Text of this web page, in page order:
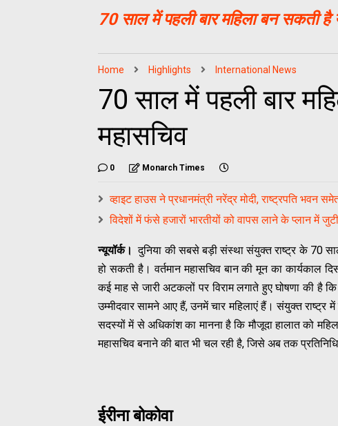
70 साल में पहली बार महिला बन सकती है
Home Highlights International News
70 साल में पहली बार
महासचिव
0 Monarch Times
व्हाइट हाउस ने प्रधानमंत्री नरेंद्र मोदी, राष्ट्रपति
विदेशों में फंसे हजारों भारतीयों को वापस लाने के प्लान में
न्यूयॉर्क। दुनिया की सबसे बड़ी संस्था संयुक्त राष्ट्र के 70
हो सकती है। वर्तमान महासचिव बान की मून का कार्यकाल
कई माह से जारी अटकलों पर विराम लगाते हुए घोषणा की है
उम्मीदवार सामने आए हैं, उनमें चार महिलाएं हैं। संयुक्त
सदस्यों में से अधिकांश का मानना है कि मौजूदा हालात को
महासचिव बनाने की बात भी चल रही है, जिसे अब तक
ईरीना बोकोवा